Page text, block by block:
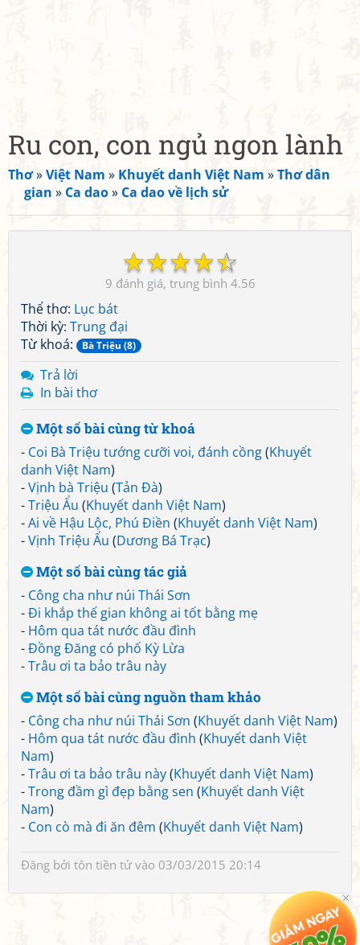
Ru con, con ngủ ngon lành
Thơ»Việt Nam » Khuyết danh Việt Nam »Thơ dân
gian » Ca dao» Ca dao về lịch sử
☆
☆
☆
☆
☆
9 4.56
Thể thơ: Lục bát
Thời kỳ: Trung đại
Từ khoá:
Bà Triệu (8)
Trả lời
In bài thơ
Một số bài cùng từ khoá
- Coi Bà Triệu tướng cưỡi voi, đánh cồng(Khuyết
danh Việt Nam)
-Vịnh bà Triệu (Tản Đà)
-Triệu Ẩu (Khuyết danh Việt Nam)
-Ai về Hậu Lộc, Phú Điền (Khuyết danh Việt Nam)
-Vịnh Triệu Ẩu (Dương Bá Trạc)
Một số bài cùng tác giả
- Công cha như núi Thái Sơn
-Đi khắp thế gian không ai tốt bằng mẹ
- Hôm qua tát nước đầu đình
-Đồng Đăng có phố Kỳ Lừa
-Trâu ơi ta bảo trâu này
Một số bài cùng nguồn tham khảo
- Công cha như núi Thái Sơn (Khuyết danh Việt Nam)
- Hôm qua tát nước đầu đình (Khuyết danh Việt
Nam)
-Trâu ơi ta bảo trâu này(Khuyết danh Việt Nam)
-Trong đầm gì đẹp bằng sen (Khuyết danh Việt
Nam)
- Con cò mà đi ăn đêm (Khuyết danh Việt Nam)
Đăng bởi tôn tiền tửvào 03/03/2015 20:14